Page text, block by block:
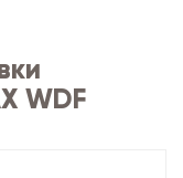
WDF